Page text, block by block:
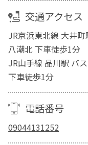
交通アクセス
JR京浜東北線 大井
八潮北 下車徒歩1分
JR山手線 品川駅 バ
下車徒歩1分
電話番号
09044131252